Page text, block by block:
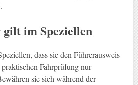
im Speziellen
dass sie den Führerausweis
Fahrprüfung nur
sie sich während der